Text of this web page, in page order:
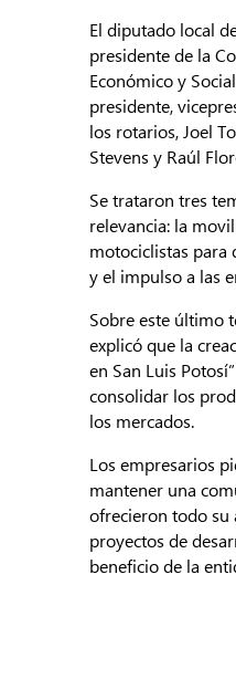
El diputado local
presidente de la
Económico y
presidente,
los rotarios, Joel
Stevens y Raúl
Se trataron tres
relevancia: la
motociclistas para
y el impulso a las
Sobre este último
explicó que la
en San Luis
consolidar los
los mercados.
Los empresarios
mantener una
ofrecieron todo su
proyectos de
beneficio de la